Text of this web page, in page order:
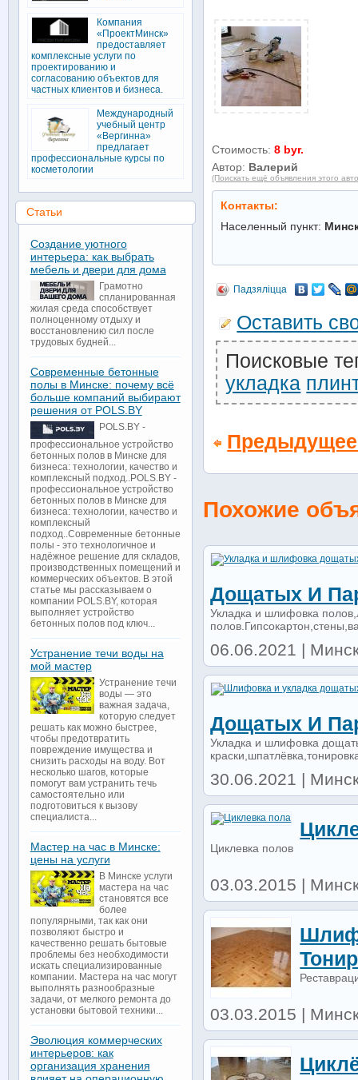
Стоимость:8 byr.
Автор: Валерий
(Поискать ещё объявления этого
Контакты:
Населенный пункт:
Падзяліцца
Оставить
Поисковые
укладка
Похожие
Дощатых И
Укладка и шлифовка
06.06.2021 |
Дощатых И
Укладка и шлифовка
30.06.2021 |
Циклевка полов
03.03.2015 |
03.03.2015 |
Компания
«ПроектМинск»
предоставляет
комплексные услуги по
проектированию и
согласованию объектов для
частных клиентов и бизнеса.
Международный
учебный центр
«Вергинна»
предлагает
профессиональные курсы по
косметологии
Статьи
Создание уютного
интерьера: как выбрать
мебель и двери для дома
Грамотно
спланированная
жилая среда способствует
полноценному отдыху и
восстановлению сил после
трудовых будней...
Современные бетонные
полы в Минске: почему всё
больше компаний выбирают
решения от POLS.BY
POLS.BY -
профессиональное устройство
бетонных полов в Минске для
бизнеса: технологии, качество и
комплексный подход..POLS.BY -
профессиональное устройство
бетонных полов в Минске для
бизнеса: технологии, качество и
комплексный
подход..Современные бетонные
полы - это технологичное и
надёжное решение для складов,
производственных помещений и
коммерческих объектов. В этой
статье мы рассказываем о
компании POLS.BY, которая
выполняет устройство
бетонных полов под ключ...
Устранение течи воды на
мой мастер
Устранение течи
воды — это
важная задача,
которую следует
решать как можно быстрее,
чтобы предотвратить
повреждение имущества и
снизить расходы на воду. Вот
несколько шагов, которые
помогут вам устранить течь
самостоятельно или
подготовиться к вызову
специалиста...
Мастер на час в Минске:
цены на услуги
В Минске услуги
мастера на час
становятся все
более
популярными, так как они
позволяют быстро и
качественно решать бытовые
проблемы без необходимости
искать специализированные
компании. Мастера на час могут
выполнять разнообразные
задачи, от мелкого ремонта до
установки бытовой техники...
Эволюция коммерческих
интерьеров: как
организация хранения